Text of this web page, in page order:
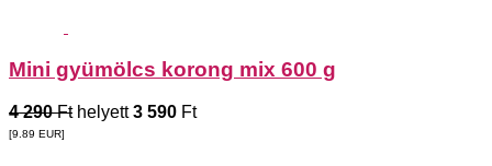
Mini gyümölcs korong mix 600 g
4 290 Fthelyett3 590 Ft
[9.89 EUR]